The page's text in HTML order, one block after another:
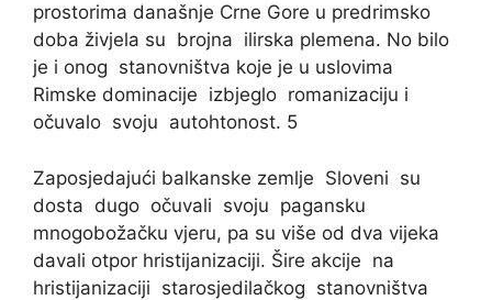
prostorima današnje Crne Gore u predrimsko
doba živjela su brojna ilirska plemena. No bilo
je i onog stanovništva koje je u uslovima
Rimske dominacije izbjeglo romanizaciju i
očuvalo svoju autohtonost. 5
Zaposjedajući balkanske zemlje Sloveni su
dosta dugo očuvali svoju pagansku
mnogobožačku vjeru, pa su više od dva vijeka
davali otpor hristijanizaciji. Šire akcije na
hristijanizaciji starosjedilačkog stanovništva